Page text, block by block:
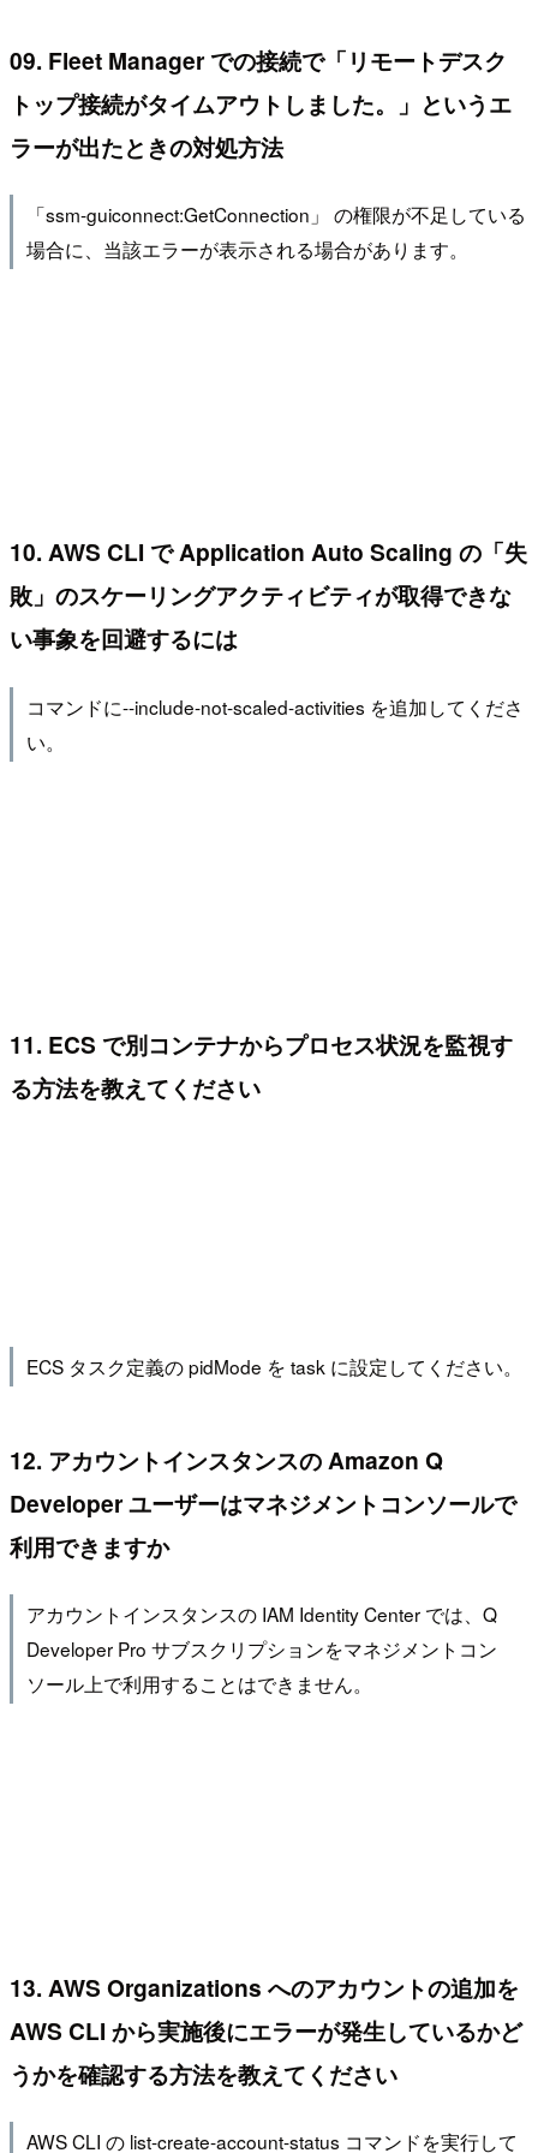
09. Fleet Manager での接続で「リモートデスク
トップ接続がタイムアウトしました。」というエ
ラーが出たときの対処方法
「ssm-guiconnect:GetConnection」 の権限が不足している
場合に、当該エラーが表示される場合があります。
10. AWS CLI で Application Auto Scaling の「失
敗」のスケーリングアクティビティが取得できな
い事象を回避するには
コマンドに--include-not-scaled-activities を追加してくださ
い。
11. ECS で別コンテナからプロセス状況を監視す
る方法を教えてください
ECS タスク定義の pidMode を task に設定してください。
12. アカウントインスタンスの Amazon Q
Developer ユーザーはマネジメントコンソールで
利用できますか
アカウントインスタンスの IAM Identity Center では、Q
Developer Pro サブスクリプションをマネジメントコン
ソール上で利用することはできません。
13. AWS Organizations へのアカウントの追加を
AWS CLI から実施後にエラーが発生しているかど
うかを確認する方法を教えてください
AWS CLI の list-create-account-status コマンドを実行して